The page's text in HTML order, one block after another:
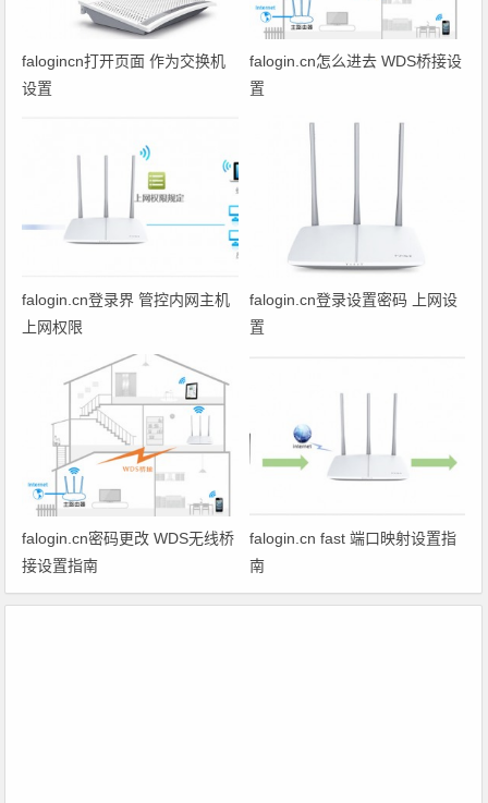
falogincn打开页面 作为交换机
设置
falogin.cn怎么进去 WDS桥接设
置
falogin.cn登录界 管控内网主机
上网权限
falogin.cn登录设置密码 上网设
置
falogin.cn密码更改 WDS无线桥
接设置指南
falogin.cn fast 端口映射设置指
南